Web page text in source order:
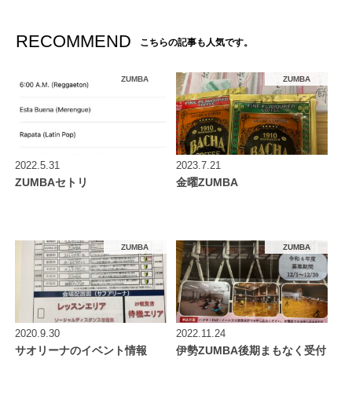
RECOMMEND こちらの記事も人気です。
ZUMBA
2022.5.31
ZUMBAセトリ
ZUMBA
2023.7.21
金曜ZUMBA
ZUMBA
2020.9.30
サオリーナのイベント情報
ZUMBA
2022.11.24
伊勢ZUMBA後期まもなく受付